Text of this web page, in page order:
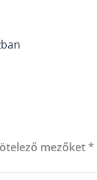
mezőket*